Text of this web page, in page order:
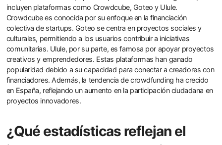
incluyen plataformas como Crowdcube, Goteo y Ulule.
Crowdcube es conocida por su enfoque en la financiación
colectiva de startups. Goteo se centra en proyectos sociales y
culturales, permitiendo a los usuarios contribuir a iniciativas
comunitarias. Ulule, por su parte, es famosa por apoyar proyectos
creativos y emprendedores. Estas plataformas han ganado
popularidad debido a su capacidad para conectar a creadores con
financiadores. Además, la tendencia de crowdfunding ha crecido
en España, reflejando un aumento en la participación ciudadana en
proyectos innovadores.
¿Qué estadísticas reflejan el